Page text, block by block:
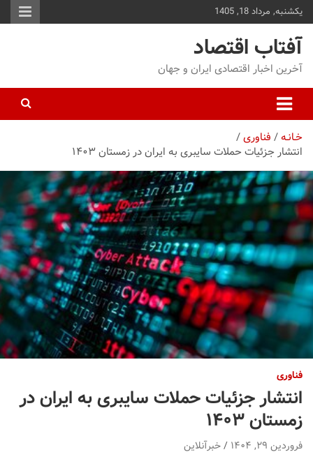
یکشنبه, مرداد 18, 1405
آفتاب اقتصاد
آخرین اخبار اقتصادی ایران و جهان
خـانـه فناوری
انتشار جزئیات حملات سایبری به ایران در زمستان ۱۴۰۳
فناوری
انتشار جزئیات حملات سایبری به ایران در
زمستان ۱۴۰۳
فروردین ۲۹, ۱۴۰۴ خبرآنلاین